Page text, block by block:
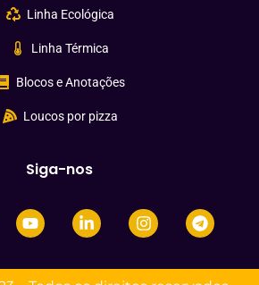
Linha Ecológica
Linha Térmica
Blocos e Anotações
Loucos por pizza
Siga-nos